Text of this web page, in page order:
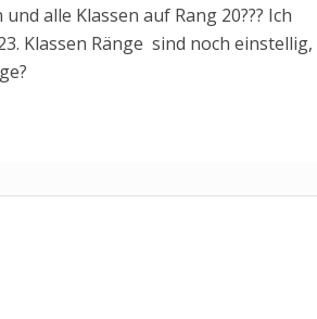
alle Klassen auf Rang 20??? Ich
Klassen Ränge sind noch einstellig,